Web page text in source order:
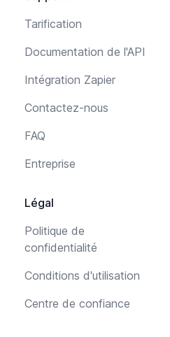
Tarification
Documentation de l'API
Intégration Zapier
Contactez-nous
FAQ
Entreprise
Légal
Politique de
confidentialité
Conditions d'utilisation
Centre de confiance